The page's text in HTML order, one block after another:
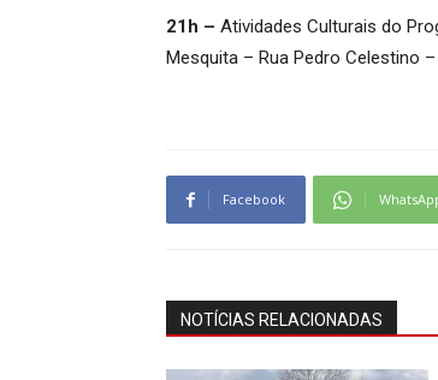
21h – Atividades Culturais do
Mesquita – Rua Pedro Celestino
Facebook
NOTÍCIAS RELACIONADAS